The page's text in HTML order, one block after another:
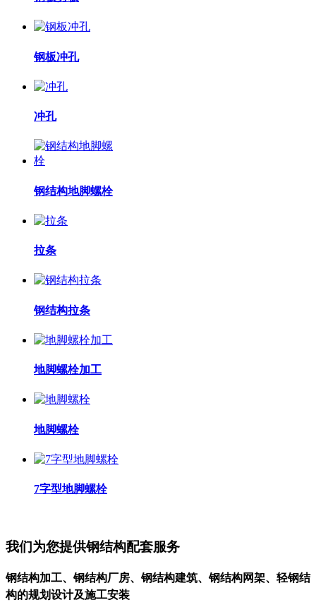
钢板冲孔
冲孔
钢结构地脚螺栓
拉条
钢结构拉条
地脚螺栓加工
地脚螺栓
7字型地脚螺栓
我们为您提供钢结构配套服务
钢结构加工、钢结构厂房、钢结构建筑、钢结构网架、轻钢结
构的规划设计及施工安装